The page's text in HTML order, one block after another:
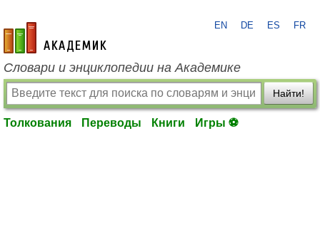
academic.ru
EN DE ES FR
Словари и энциклопедии на Академике
Найти!
Толкования Переводы Книги Игры ⚽